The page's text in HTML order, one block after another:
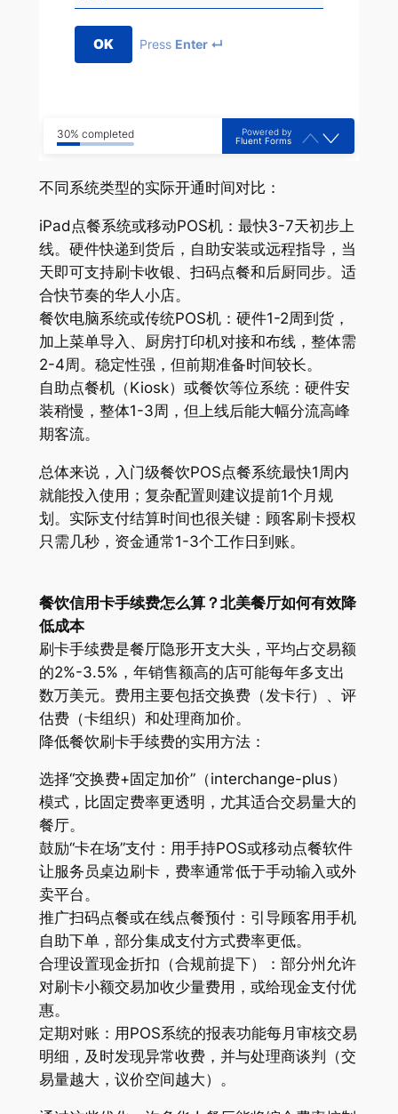
OK Press Enter ↵
30% completed
Powered by
Fluent Forms
不同系统类型的实际开通时间对比：
iPad点餐系统或移动POS机：最快3-7天初步上
线。硬件快递到货后，自助安装或远程指导，当
天即可支持刷卡收银、扫码点餐和后厨同步。适
合快节奏的华人小店。
餐饮电脑系统或传统POS机：硬件1-2周到货，
加上菜单导入、厨房打印机对接和布线，整体需
2-4周。稳定性强，但前期准备时间较长。
自助点餐机（Kiosk）或餐饮等位系统：硬件安
装稍慢，整体1-3周，但上线后能大幅分流高峰
期客流。
总体来说，入门级餐饮POS点餐系统最快1周内
就能投入使用；复杂配置则建议提前1个月规
划。实际支付结算时间也很关键：顾客刷卡授权
只需几秒，资金通常1-3个工作日到账。
餐饮信用卡手续费怎么算？北美餐厅如何有效降
低成本
刷卡手续费是餐厅隐形开支大头，平均占交易额
的2%-3.5%，年销售额高的店可能每年多支出
数万美元。费用主要包括交换费（发卡行）、评
估费（卡组织）和处理商加价。
降低餐饮刷卡手续费的实用方法：
选择“交换费+固定加价”（interchange-plus）
模式，比固定费率更透明，尤其适合交易量大的
餐厅。
鼓励“卡在场”支付：用手持POS或移动点餐软件
让服务员桌边刷卡，费率通常低于手动输入或外
卖平台。
推广扫码点餐或在线点餐预付：引导顾客用手机
自助下单，部分集成支付方式费率更低。
合理设置现金折扣（合规前提下）：部分州允许
对刷卡小额交易加收少量费用，或给现金支付优
惠。
定期对账：用POS系统的报表功能每月审核交易
明细，及时发现异常收费，并与处理商谈判（交
易量越大，议价空间越大）。